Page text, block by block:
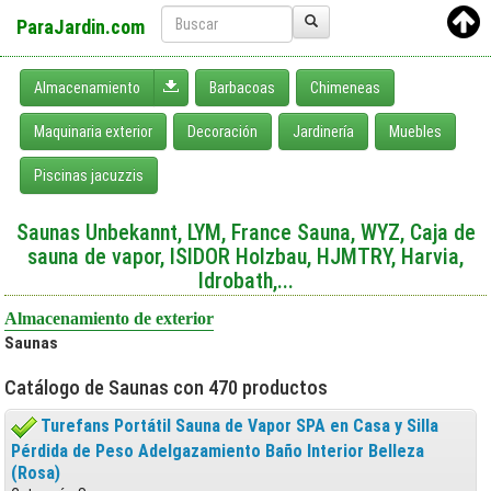
ParaJardin.com
Almacenamiento Desplegar menú
Barbacoas Chimeneas
Maquinaria exterior Decoración Jardinería Muebles
Piscinas jacuzzis
Saunas Unbekannt, LYM, France Sauna, WYZ, Caja de
sauna de vapor, ISIDOR Holzbau, HJMTRY, Harvia,
Idrobath,...
Almacenamiento de exterior
Saunas
Catálogo de Saunas con 470 productos
Turefans Portátil Sauna de Vapor SPA en Casa y Silla
Pérdida de Peso Adelgazamiento Baño Interior Belleza
(Rosa)